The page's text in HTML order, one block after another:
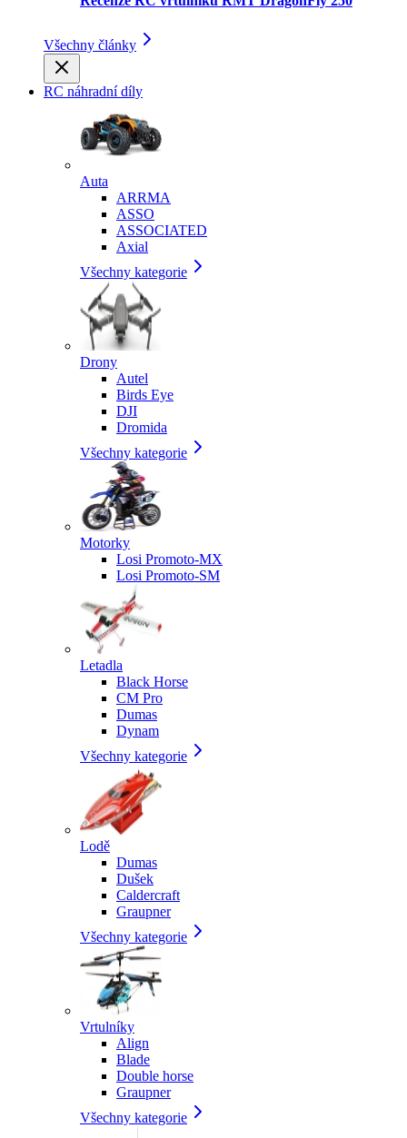
Všechny články
RC náhradní díly
Auta
ARRMA
ASSO
ASSOCIATED
Axial
Všechny kategorie
Drony
Autel
Birds Eye
DJI
Dromida
Všechny kategorie
Motorky
Losi Promoto-MX
Losi Promoto-SM
Letadla
Black Horse
CM Pro
Dumas
Dynam
Všechny kategorie
Lodě
Dumas
Dušek
Caldercraft
Graupner
Všechny kategorie
Vrtulníky
Align
Blade
Double horse
Graupner
Všechny kategorie